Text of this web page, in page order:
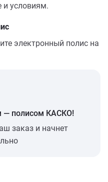
и условиям.
электронный полис на
— полисом КАСКО!
заказ и начнет